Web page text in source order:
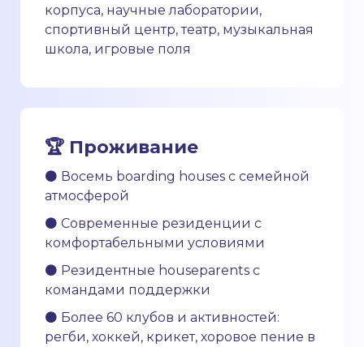
корпуса, научные лаборатории,
спортивный центр, театр, музыкальная
школа, игровые поля
🏆 Проживание
⚫ Восемь boarding houses с семейной
атмосферой
⚫ Современные резиденции с
комфортабельными условиями
⚫ Резидентные houseparents с
командами поддержки
⚫ Более 60 клубов и активностей:
регби, хоккей, крикет, хоровое пение в